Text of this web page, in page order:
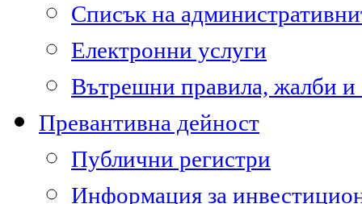
Списък на
Електронни услуги
Вътрешни правила, жалби и
Превантивна дейност
Публични регистри
Информация за